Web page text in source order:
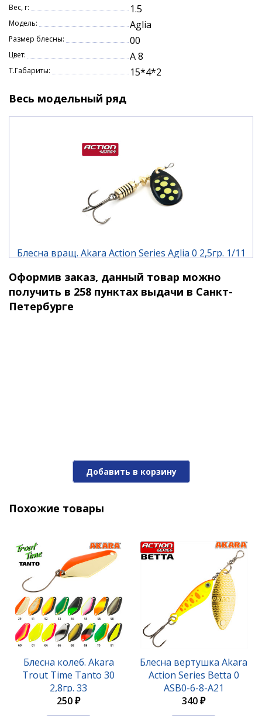
Вес, г: 1.5
Модель: Aglia
Размер блесны: 00
Цвет: A 8
Т.Габариты: 15*4*2
Весь модельный ряд
Блесна вращ. Akara Action Series Aglia 0 2,5гр. 1/11
290 ₽
oz. A 9
Оформив заказ, данный товар можно
получить в 258 пунктах выдачи в Санкт-
Петербурге
Добавить в корзину
Похожие товары
Блесна колеб. Akara
Trout Time Tanto 30
2,8гр. 33
250 ₽
Блесна вертушка Akara
Action Series Betta 0
ASB0-6-8-A21
340 ₽